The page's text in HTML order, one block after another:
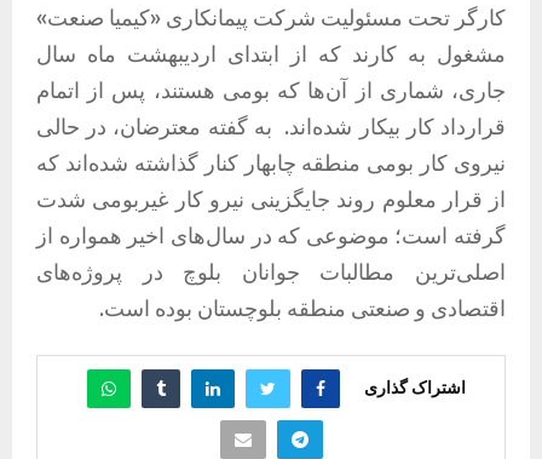
کارگر تحت مسئولیت شرکت پیمانکاری «کیمیا صنعت»
مشغول به کارند که از ابتدای اردیبهشت ماه سال
جاری، شماری از آن‌ها که بومی هستند، پس از اتمام
قرارداد کار بیکار شده‌اند. به گفته معترضان، در حالی
نیروی کار بومی منطقه چابهار کنار گذاشته شده‌اند که
از قرار معلوم روند جایگزینی نیرو کار غیربومی شدت
گرفته است؛ موضوعی که در سال‌های اخیر همواره از
اصلی‌ترین مطالبات جوانان بلوچ در پروژه‌های
اقتصادی و صنعتی منطقه بلوچستان بوده است.
اشتراک گذاری